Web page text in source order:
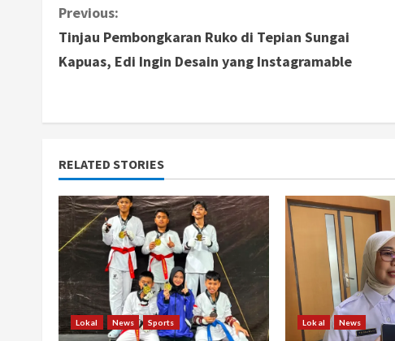
C
o
t
i
n
u
e
R
e
Previous:
Tinjau Pembongkaran Ruko di Tepian Sungai
Kapuas, Edi Ingin Desain yang Instagramable
RELATED STORIES
Lokal News Sports Lokal News